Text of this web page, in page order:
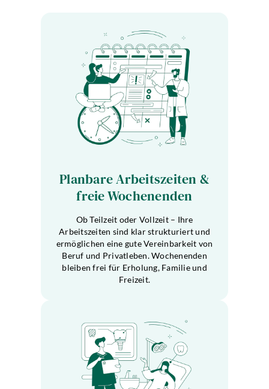
Planbare Arbeitszeiten &
freie Wochenenden
Ob Teilzeit oder Vollzeit – Ihre
Arbeitszeiten sind klar strukturiert und
ermöglichen eine gute Vereinbarkeit von
Beruf und Privatleben. Wochenenden
bleiben frei für Erholung, Familie und
Freizeit.